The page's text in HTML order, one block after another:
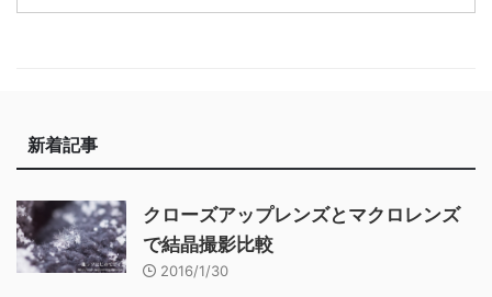
新着記事
クローズアップレンズとマクロレンズ
で結晶撮影比較
2016/1/30